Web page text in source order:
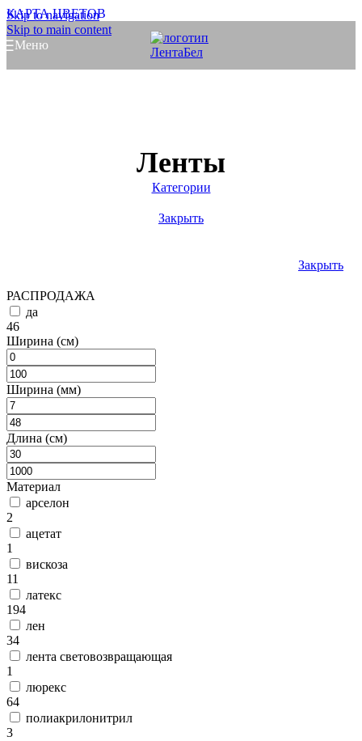
КАРТА ЦВЕТОВ
Skip to navigation
Skip to main content
Меню
Ленты
Категории
Закрыть
Закрыть
РАСПРОДАЖА
да
46
Ширина (см)
Ширина (мм)
Длина (см)
Материал
арселон
2
ацетат
1
вискоза
11
латекс
194
лен
34
лента световозвращающая
1
люрекс
64
полиакрилонитрил
3